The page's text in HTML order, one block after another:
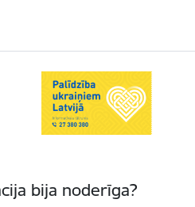
bija noderīga?